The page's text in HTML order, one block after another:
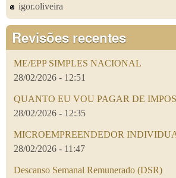
igor.oliveira
Revisões recentes
ME/EPP SIMPLES NACIONAL
28/02/2026 - 12:51
QUANTO EU VOU PAGAR DE
28/02/2026 - 12:35
MICROEMPREENDEDOR
28/02/2026 - 11:47
Descanso Semanal Remunerado (DSR)